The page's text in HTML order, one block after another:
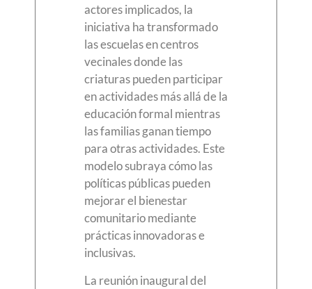
actores implicados, la
iniciativa ha transformado
las escuelas en centros
vecinales donde las
criaturas pueden participar
en actividades más allá de la
educación formal mientras
las familias ganan tiempo
para otras actividades. Este
modelo subraya cómo las
políticas públicas pueden
mejorar el bienestar
comunitario mediante
prácticas innovadoras e
inclusivas.
La reunión inaugural del